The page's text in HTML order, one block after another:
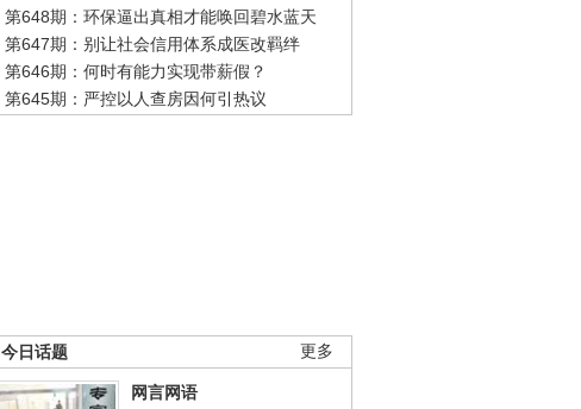
第648期：环保逼出真相才能唤回碧水蓝天
第647期：别让社会信用体系成医改羁绊
第646期：何时有能力实现带薪假？
第645期：严控以人查房因何引热议
更多
今日话题
网言网语